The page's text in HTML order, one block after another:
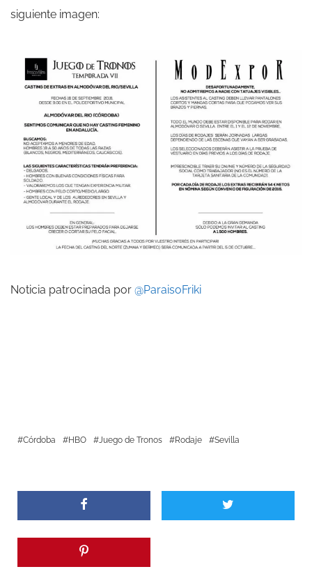
siguiente imagen:
Noticia patrocinada por @ParaisoFriki
Córdoba HBO Juego de Tronos Rodaje Sevilla